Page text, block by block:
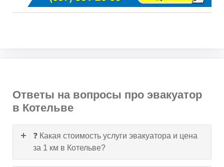
Ответы на вопросы про эвакуатор
в Котельве
❓ Какая стоимость услуги эвакуатора и цена
за 1 км в Котельве?